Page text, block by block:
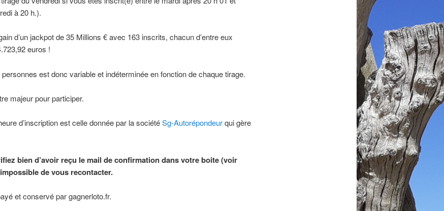
à 20 h.).
d’un jackpot de 35 Millions € avec 163 inscrits, chacun d’entre eux
euros !
est donc variable et indéterminée en fonction de chaque tirage.
majeur pour participer.
d’inscription est celle donnée par la sociétéSg-Autorépondeurqui gère
bien d’avoir reçu le mail de confirmation dans votre boite (voir
de vous recontacter.
et conservé par gagnerloto.fr.